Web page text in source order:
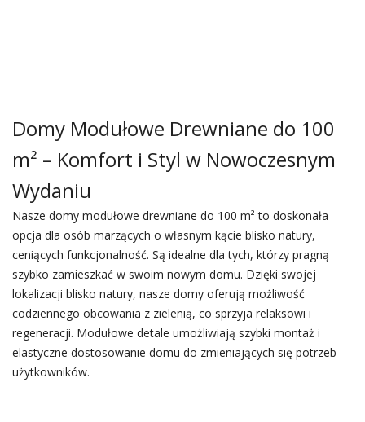
Domy Modułowe Drewniane do 100
m² – Komfort i Styl w Nowoczesnym
Wydaniu
Nasze domy modułowe drewniane do 100 m² to doskonała
opcja dla osób marzących o własnym kącie blisko natury,
ceniących funkcjonalność. Są idealne dla tych, którzy pragną
szybko zamieszkać w swoim nowym domu. Dzięki swojej
lokalizacji blisko natury, nasze domy oferują możliwość
codziennego obcowania z zielenią, co sprzyja relaksowi i
regeneracji. Modułowe detale umożliwiają szybki montaż i
elastyczne dostosowanie domu do zmieniających się potrzeb
użytkowników.